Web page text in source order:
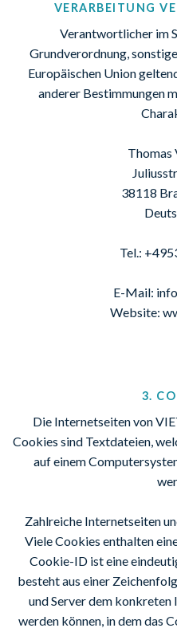
VERARBEITUNG
Verantwortlicher im
Grundverordnung,
Europäischen Union
anderer Bestimmungen
Thomas
38118
Tel.:
E-Mail:
Website:
3.
Die Internetseiten von
Cookies sind Textdateien,
auf einem
Zahlreiche Internetseiten
Viele Cookies enthalten
Cookie-ID ist eine
besteht aus einer
und Server dem
werden können, in dem das